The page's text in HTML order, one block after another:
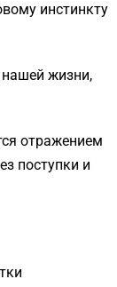
инстинкту
нашей жизни,
отражением
поступки и